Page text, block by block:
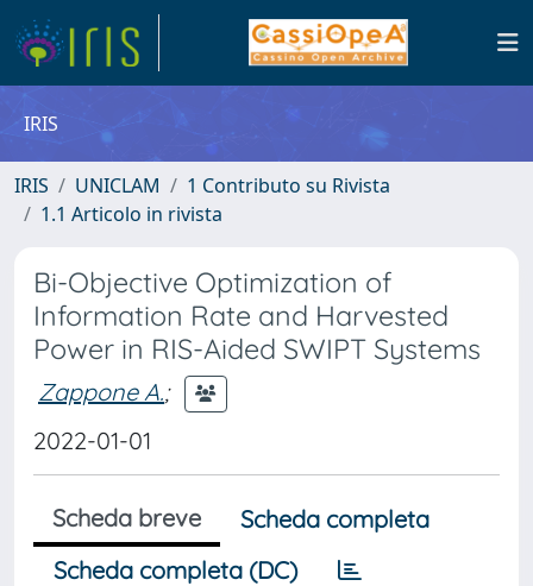
IRIS
IRIS UNICLAM
1 Contributo su Rivista
1.1 Articolo in rivista
Bi-Objective Optimization of
Information Rate and Harvested
Power in RIS-Aided SWIPT Systems
Zappone A.;
2022-01-01
Scheda breve
Scheda completa
Scheda completa (DC)